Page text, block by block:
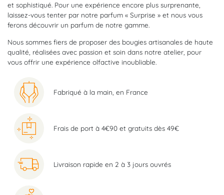
et sophistiqué. Pour une expérience encore plus surprenante,
laissez-vous tenter par notre parfum « Surprise » et nous vous
ferons découvrir un parfum de notre gamme.
Nous sommes fiers de proposer des bougies artisanales de haute
qualité, réalisées avec passion et soin dans notre atelier, pour
vous offrir une expérience olfactive inoubliable.
Fabriqué à la main, en France
Frais de port à 4€90 et gratuits dès 49€
Livraison rapide en 2 à 3 jours ouvrés